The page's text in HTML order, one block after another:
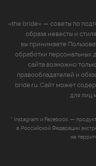
«the bride» — советы по
образа невесты и
вы принимаете
обработки персональных
сайта возможно
правообладателей и
bride.ru. Сайт может
для лиц
* Instagram и Facebook —
в Российской Федерации
на